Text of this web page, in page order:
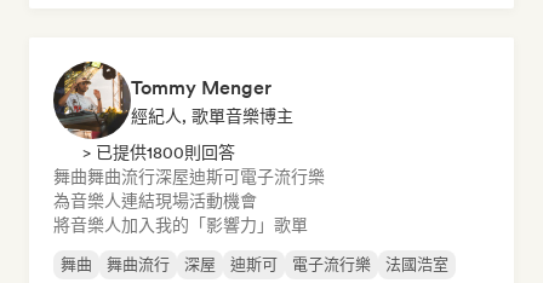
Tommy Menger
經紀人, 歌單音樂博主
> 已提供1800則回答
舞曲舞曲流行深屋迪斯可電子流行樂
為音樂人連結現場活動機會
將音樂人加入我的「影響力」歌單
舞曲 舞曲流行 深屋 迪斯可 電子流行樂
法國浩室